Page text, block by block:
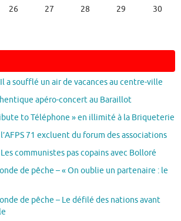
26 27 28 29
30
Il a soufflé un air de vacances au centre-ville
apéro-concert au Baraillot
to Téléphone » en illimité à la Briqueterie
71 excluent du forum des associations
communistes pas copains avec Bolloré
de pêche – « On oublie un partenaire : le
de pêche – Le défilé des nations avant